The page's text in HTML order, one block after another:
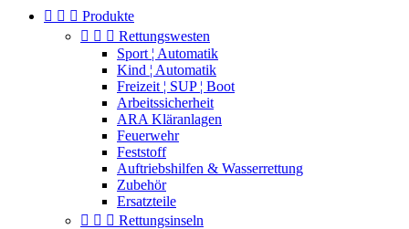
   Produkte
   Rettungswesten
Sport ¦ Automatik
Kind ¦ Automatik
Freizeit ¦ SUP ¦ Boot
Arbeitssicherheit
ARA Kläranlagen
Feuerwehr
Feststoff
Auftriebshilfen & Wasserrettung
Zubehör
Ersatzteile
   Rettungsinseln